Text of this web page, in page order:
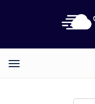
Categories